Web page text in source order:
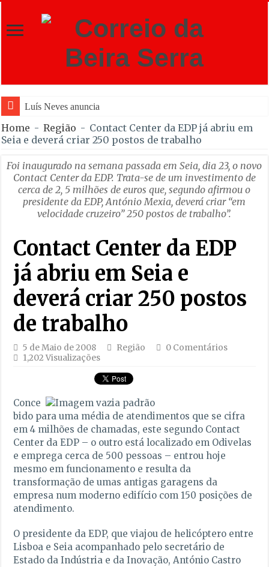
Luís Neves anuncia em Gouveia ap
Home - Região - Contact Center da EDP já abriu em
Seia e deverá criar 250 postos de trabalho
Foi inaugurado na semana passada em Seia, dia 23, o novo
Contact Center da EDP. Trata-se de um investimento de
cerca de 2, 5 milhões de euros que, segundo afirmou o
presidente da EDP, António Mexia, deverá criar “em
velocidade cruzeiro” 250 postos de trabalho”.
Contact Center da EDP
já abriu em Seia e
deverá criar 250 postos
de trabalho
5 de Maio de 2008 Região
0 Comentários
1,202 Visualizações
Conce
bido para uma média de atendimentos que se cifra
em 4 milhões de chamadas, este segundo Contact
Center da EDP – o outro está localizado em Odivelas
e emprega cerca de 500 pessoas – entrou hoje
mesmo em funcionamento e resulta da
transformação de umas antigas garagens da
empresa num moderno edifício com 150 posições de
atendimento.
O presidente da EDP, que viajou de helicóptero entre
Lisboa e Seia acompanhado pelo secretário de
Estado da Indústria e da Inovação, António Castro